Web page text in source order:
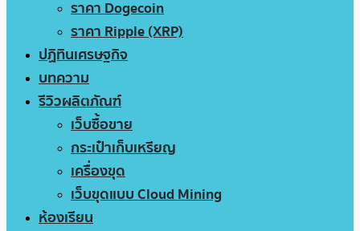
ราคา Dogecoin
ราคา Ripple (XRP)
ปฏิทินเศรษฐกิจ
บทความ
รีวิวผลิตภัณฑ์
เว็บซื้อขาย
กระเป๋าเก็บเหรียญ
เครื่องขุด
เว็บขุดแบบ Cloud Mining
ห้องเรียน